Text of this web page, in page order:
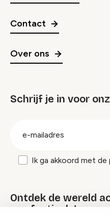
Contact
Over ons
Schrijf je in voor
Ik ga akkoord met de
Ontdek de wereld
van festivals!